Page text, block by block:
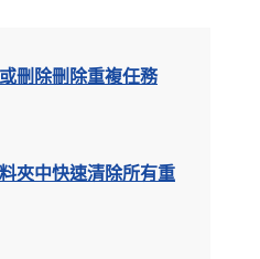
刪除刪除重複任務
夾中快速清除所有重